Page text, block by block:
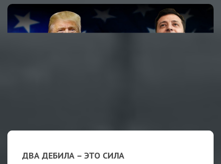
ДВА ДЕБИЛА – ЭТО СИЛА